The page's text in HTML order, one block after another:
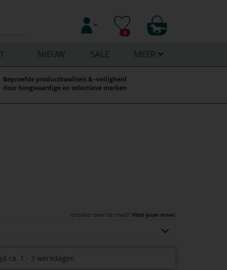
0
NIEUW SALE MEER
Beproefde productkwaliteit & -veiligheid
door hoogwaardige en selectieve merken
onzeker over de maat? Vind jouw maat
ca. 1 - 3 werkdagen